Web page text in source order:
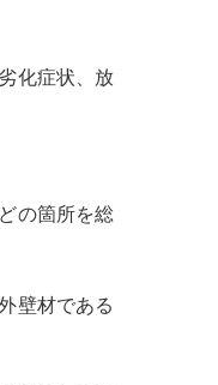
化症状、放
の箇所を総
壁材である